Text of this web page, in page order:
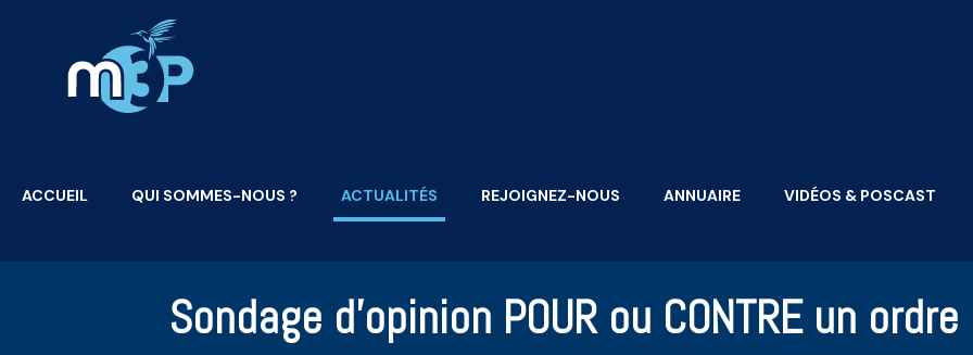
ACCUEIL QUI SOMMES-NOUS ? ACTUALITÉS REJOIGNEZ-NOUS ANNUAIRE VIDÉOS & POSCAST
Sondage d’opinion POUR ou CONTRE un